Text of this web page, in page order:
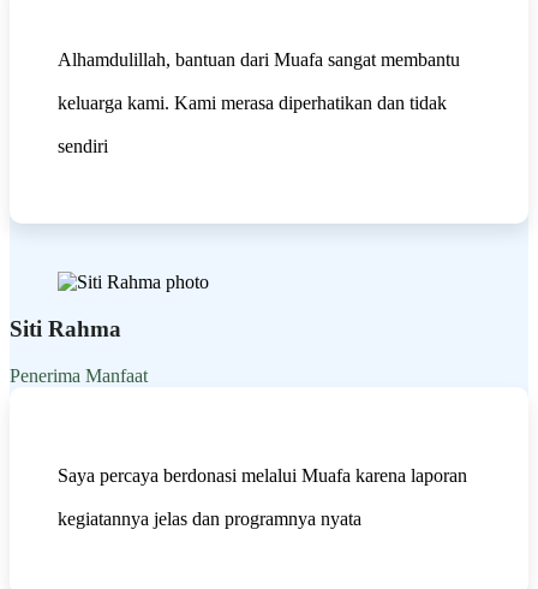
Alhamdulillah, bantuan dari Muafa sangat membantu
keluarga kami. Kami merasa diperhatikan dan tidak
sendiri
Siti Rahma
Penerima Manfaat
Saya percaya berdonasi melalui Muafa karena laporan
kegiatannya jelas dan programnya nyata